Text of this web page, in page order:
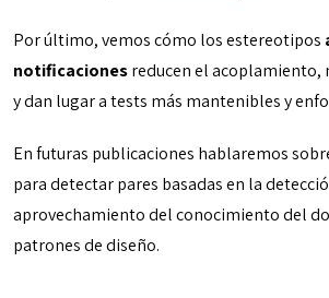
Por último, vemos cómo los estereotipos
notificacionesreducen el acoplamiento,
y dan lugar a tests más mantenibles y
En futuras publicaciones hablaremos
para detectar pares basadas en la
aprovechamiento del conocimiento del
patrones de diseño.